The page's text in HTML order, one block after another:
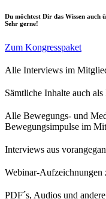
Du möchtest Dir das Wissen auch
Sehr gerne!
Zum Kongresspaket
Alle Interviews im
Sämtliche Inhalte auch
Alle Bewegungs- und
Bewegungsimpulse im
Interviews aus
Webinar-
PDF´s, Audios und